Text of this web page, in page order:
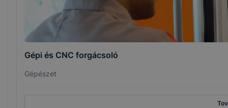
Gépi és CNC forgácsoló
Gépészet